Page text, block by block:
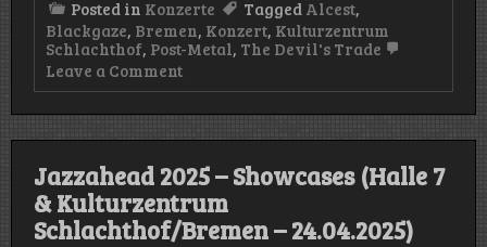
Posted in Konzerte Tagged Alcest,
Blackgaze, Bremen, Konzert, Kulturzentrum
Schlachthof, Post-Metal, The Devil's Trade
Leave a Commenton
Konzert:
Schlachthof/Bremen
05.06.25)
Jazzahead 2025 – Showcases (Halle 7
& Kulturzentrum
Schlachthof/Bremen – 24.04.2025)